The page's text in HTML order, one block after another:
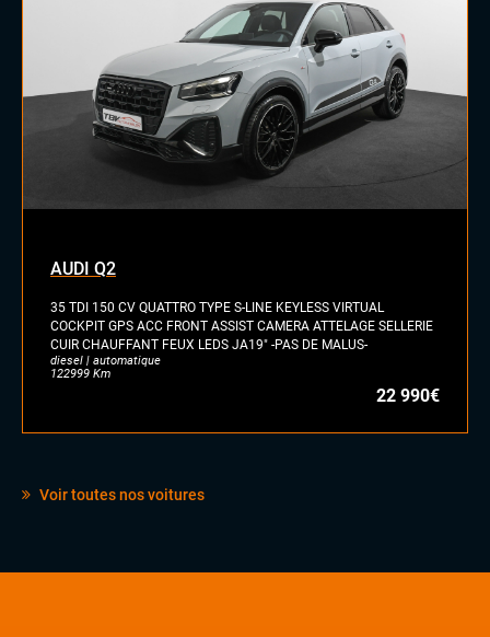
Chargeur induction
AUDI Q2
35 TDI 150 CV QUATTRO TYPE S-LINE KEYLESS VIRTUAL
COCKPIT GPS ACC FRONT ASSIST CAMERA ATTELAGE SELLERIE
CUIR CHAUFFANT FEUX LEDS JA19" -PAS DE MALUS-
diesel | automatique
122999 Km
22 990€
Voir toutes nos voitures